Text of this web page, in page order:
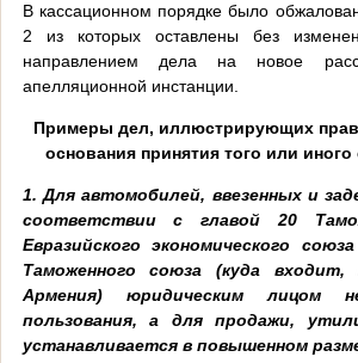
В кассационном порядке было
2 из которых оставлены без
направлением дела на новое
апелляционной инстанции.
Примеры дел, иллюстрирующих
основания принятия того или иного
1. Для автомобилей, ввезенных и
соответствии с главой 20
Евразийского экономического
Таможенного союза (куда
Армения) юридическим лицом
пользования, а для продажи,
устанавливается в повышенном